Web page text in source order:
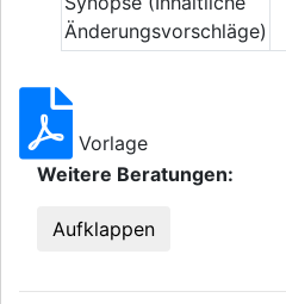
Änderungsvorschläge)
Vorlage
Weitere Beratungen:
Aufklappen